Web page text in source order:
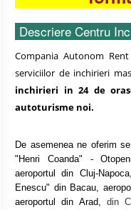
Descriere Centru
Compania Autonom
serviciilor de inchirieri
inchirieri in 24 de
autoturisme noi.
De asemenea ne oferim
"Henri Coanda" -
aeroportul din Cluj-
Enescu" din Bacau,
aeroportul din Arad, din